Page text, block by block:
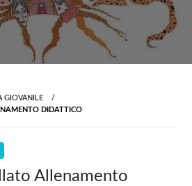
GIOVANILE
DIDATTICO
Allenamento